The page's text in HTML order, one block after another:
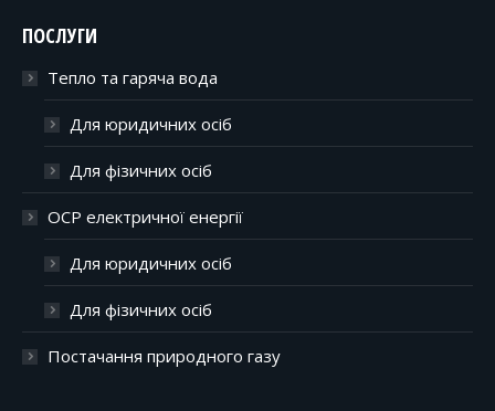
ПОСЛУГИ
Тепло та гаряча вода
Для юридичних осіб
Для фізичних осіб
ОСР електричної енергії
Для юридичних осіб
Для фізичних осіб
Постачання природного газу